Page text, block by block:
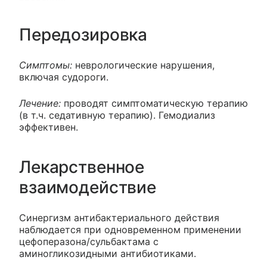
Передозировка
Симптомы: неврологические нарушения,
включая судороги.
Лечение: проводят симптоматическую терапию
(в т.ч. седативную терапию). Гемодиализ
эффективен.
Лекарственное
взаимодействие
Синергизм антибактериального действия
наблюдается при одновременном применении
цефоперазона/сульбактама с
аминогликозидными антибиотиками.